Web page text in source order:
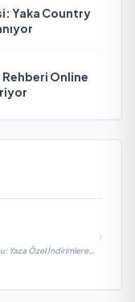
Yaka Country
Online
Yaza Özel İndirimlere